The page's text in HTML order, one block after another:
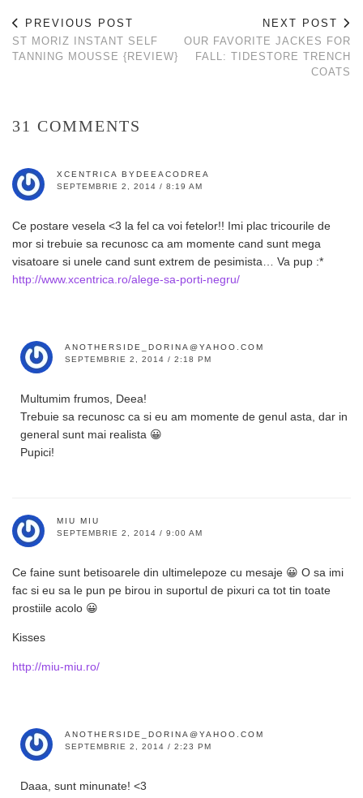
PREVIOUS POST
ST MORIZ INSTANT SELF
TANNING MOUSSE {REVIEW}
NEXT POST
OUR FAVORITE JACKES FOR
FALL: TIDESTORE TRENCH
COATS
31 COMMENTS
XCENTRICA BYDEEACODREA
SEPTEMBRIE 2, 2014 / 8:19 AM
Ce postare vesela <3 la fel ca voi fetelor!! Imi plac tricourile de
mor si trebuie sa recunosc ca am momente cand sunt mega
visatoare si unele cand sunt extrem de pesimista… Va pup :*
http://www.xcentrica.ro/alege-sa-porti-negru/
ANOTHERSIDE_DORINA@YAHOO.COM
SEPTEMBRIE 2, 2014 / 2:18 PM
Multumim frumos, Deea!
Trebuie sa recunosc ca si eu am momente de genul asta, dar in
general sunt mai realista 😀
Pupici!
MIU MIU
SEPTEMBRIE 2, 2014 / 9:00 AM
Ce faine sunt betisoarele din ultimelepoze cu mesaje 😀 O sa imi
fac si eu sa le pun pe birou in suportul de pixuri ca tot tin toate
prostiile acolo 😀
Kisses
http://miu-miu.ro/
ANOTHERSIDE_DORINA@YAHOO.COM
SEPTEMBRIE 2, 2014 / 2:23 PM
Daaa, sunt minunate! <3